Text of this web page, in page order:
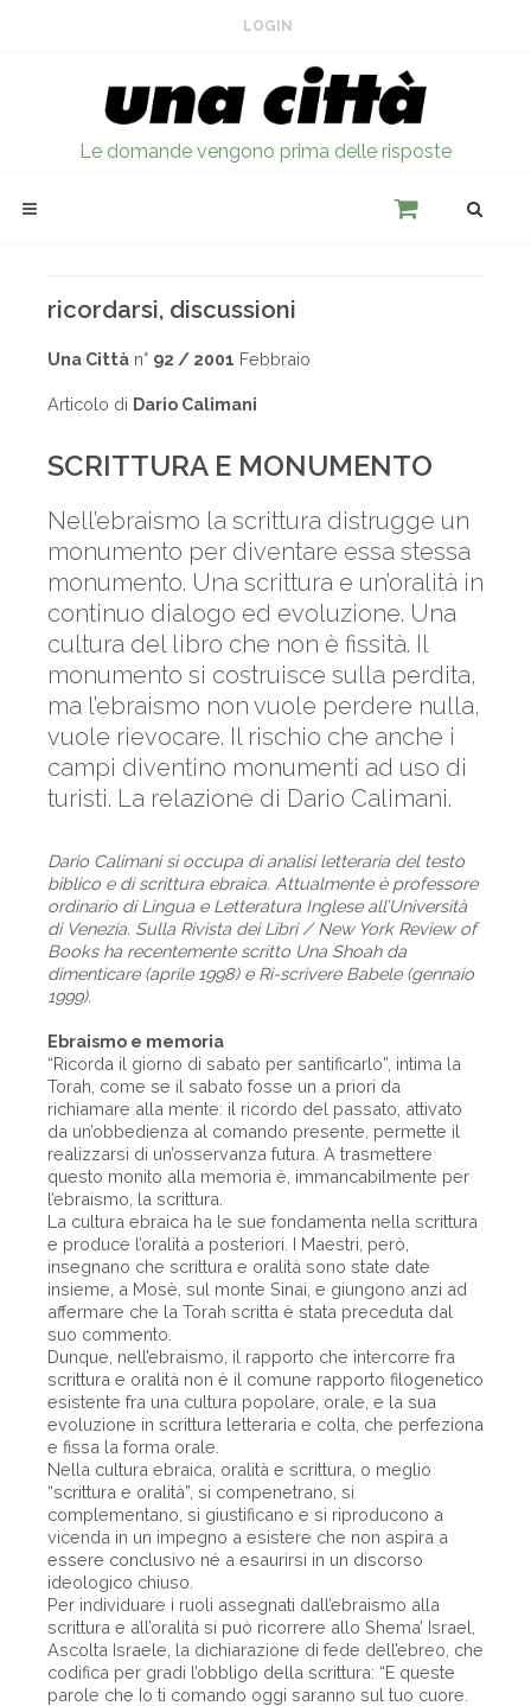
LOGIN
Le domande vengono prima delle risposte
ricordarsi, discussioni
Una Città n° 92 / 2001 Febbraio
Articolo di Dario Calimani
SCRITTURA E MONUMENTO
Nell’ebraismo la scrittura distrugge un
monumento per diventare essa stessa
monumento. Una scrittura e un’oralità in
continuo dialogo ed evoluzione. Una
cultura del libro che non è fissità. Il
monumento si costruisce sulla perdita,
ma l’ebraismo non vuole perdere nulla,
vuole rievocare. Il rischio che anche i
campi diventino monumenti ad uso di
turisti. La relazione di Dario Calimani.
Dario Calimani si occupa di analisi letteraria del testo
biblico e di scrittura ebraica. Attualmente è professore
ordinario di Lingua e Letteratura Inglese all’Università
di Venezia. Sulla Rivista dei Libri / New York Review of
Books ha recentemente scritto Una Shoah da
dimenticare (aprile 1998) e Ri-scrivere Babele (gennaio
1999).
Ebraismo e memoria
“Ricorda il giorno di sabato per santificarlo”, intima la
Torah, come se il sabato fosse un a priori da
richiamare alla mente: il ricordo del passato, attivato
da un’obbedienza al comando presente, permette il
realizzarsi di un’osservanza futura. A trasmettere
questo monito alla memoria è, immancabilmente per
l’ebraismo, la scrittura.
La cultura ebraica ha le sue fondamenta nella scrittura
e produce l’oralità a posteriori. I Maestri, però,
insegnano che scrittura e oralità sono state date
insieme, a Mosè, sul monte Sinai, e giungono anzi ad
affermare che la Torah scritta è stata preceduta dal
suo commento.
Dunque, nell’ebraismo, il rapporto che intercorre fra
scrittura e oralità non è il comune rapporto filogenetico
esistente fra una cultura popolare, orale, e la sua
evoluzione in scrittura letteraria e colta, che perfeziona
e fissa la forma orale.
Nella cultura ebraica, oralità e scrittura, o meglio
“scrittura e oralità”, si compenetrano, si
complementano, si giustificano e si riproducono a
vicenda in un impegno a esistere che non aspira a
essere conclusivo né a esaurirsi in un discorso
ideologico chiuso.
Per individuare i ruoli assegnati dall’ebraismo alla
scrittura e all’oralità si può ricorrere allo Shema’ Israel,
Ascolta Israele, la dichiarazione di fede dell’ebreo, che
codifica per gradi l’obbligo della scrittura: “E queste
parole che Io ti comando oggi saranno sul tuo cuore.